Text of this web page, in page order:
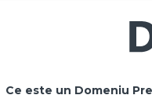
Ce este un Domeniu